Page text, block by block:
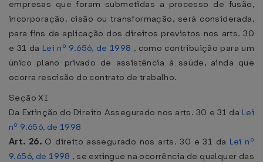
empresas que foram submetidas a processo de fusão,
incorporação, cisão ou transformação, será considerada,
para fins de aplicação dos direitos previstos nos arts. 30
e 31 da Lei nº 9.656, de 1998 , como contribuição para um
único plano privado de assistência à saúde, ainda que
ocorra rescisão do contrato de trabalho.
Seção XI
Da Extinção do Direito Assegurado nos arts. 30 e 31 da Lei
nº 9.656, de 1998
Art. 26. O direito assegurado nos arts. 30 e 31 da Lei nº
9.656, de 1998 , se extingue na ocorrência de qualquer das